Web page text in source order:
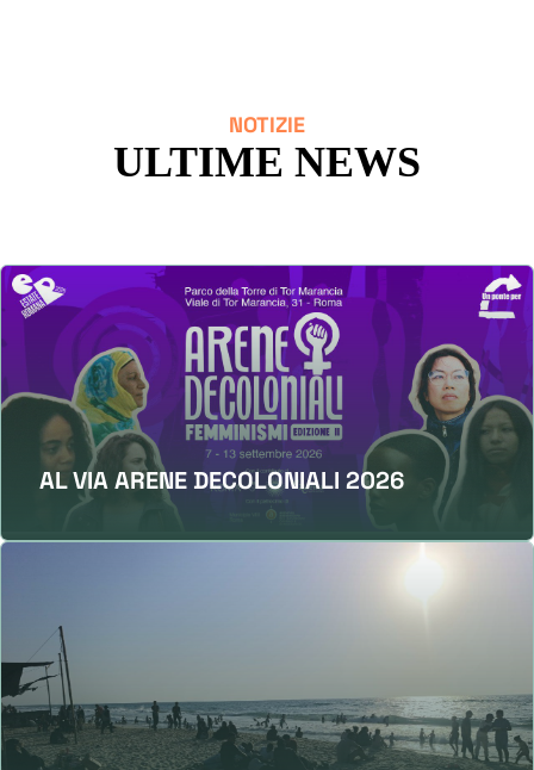
NOTIZIE
ULTIME NEWS
AL VIA ARENE DECOLONIALI 2026